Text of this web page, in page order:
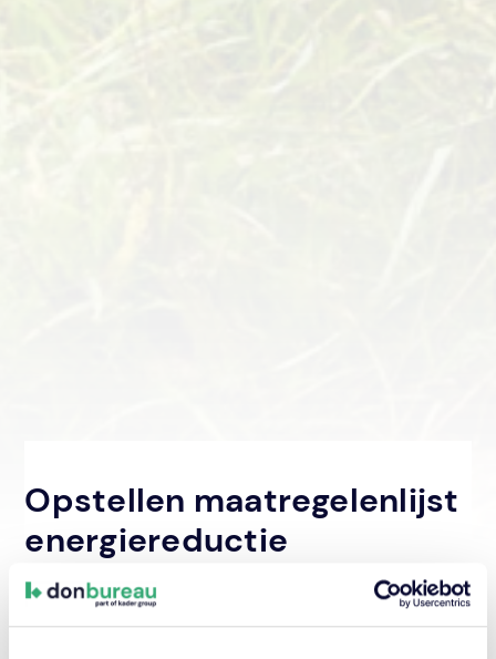
Opstellen maatregelenlijst
energiereductie
Duurzaamheid